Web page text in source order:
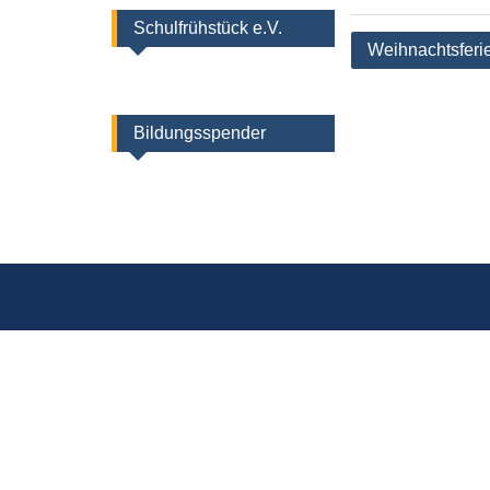
Schulfrühstück e.V.
Bildungsspender